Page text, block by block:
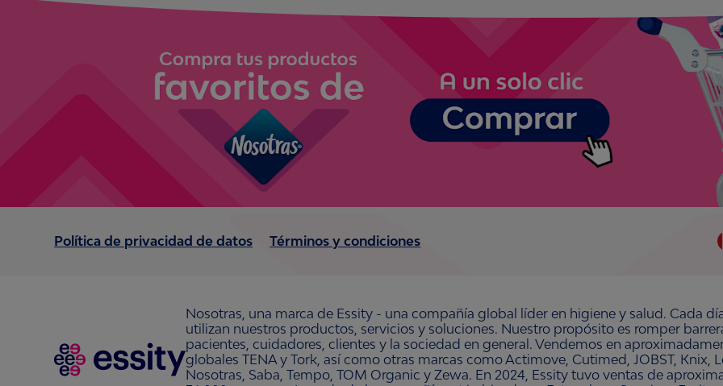
Política de privacidad de datos Términos y condiciones
Nosotras, una marca de Essity - una compañía global líder en higiene y salud. Cada
utilizan nuestros productos, servicios y soluciones. Nuestro propósito es romper
pacientes, cuidadores, clientes y la sociedad en general. Vendemos en
globales TENA y Tork, así como otras marcas como Actimove, Cutimed, JOBST, Knix,
Nosotras, Saba, Tempo, TOM Organic y Zewa. En 2024, Essity tuvo ventas de